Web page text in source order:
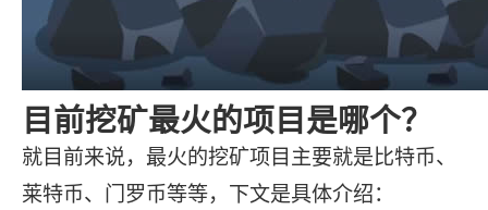
目前挖矿最火的项目是哪个？
就目前来说，最火的挖矿项目主要就是比特币、
莱特币、门罗币等等，下文是具体介绍：